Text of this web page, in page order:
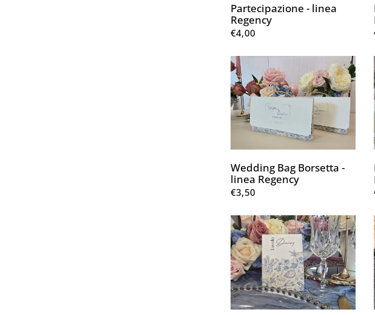
Partecipazione - linea
Regency
€4,00
Wedding Bag Borsetta -
linea Regency
€3,50